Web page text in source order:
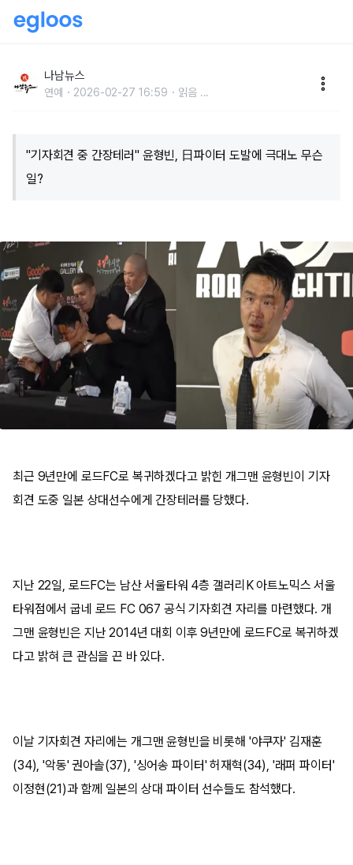
노 무슨 일?
나남뉴스
연예 2026-02-27 16:59 읽음 ...
"기자회견 중 간장테러" 윤형빈, 日파이터 도발에 극대노 무슨
일?
최근 9년만에 로드FC로 복귀하겠다고 밝힌 개그맨 윤형빈이 기자
회견 도중 일본 상대선수에게 간장테러를 당했다.
지난 22일, 로드FC는 남산 서울타워 4층 갤러리K 아트노믹스 서울
타워점에서 굽네 로드 FC 067 공식 기자회견 자리를 마련했다. 개
그맨 윤형빈은 지난 2014년 대회 이후 9년만에 로드FC로 복귀하겠
다고 밝혀 큰 관심을 끈 바 있다.
이날 기자회견 자리에는 개그맨 윤형빈을 비롯해 '야쿠자' 김재훈
(34), '악동' 권아솔(37), '싱어송 파이터' 허재혁(34), '래퍼 파이터'
이정현(21)과 함께 일본의 상대 파이터 선수들도 참석했다.